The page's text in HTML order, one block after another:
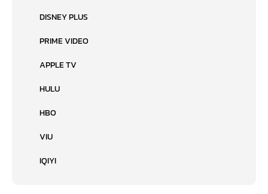
DISNEY PLUS
PRIME VIDEO
APPLE TV
HULU
HBO
VIU
IQIYI